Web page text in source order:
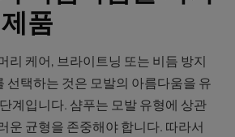
품
리 케어, 브라이트닝 또는 비듬 방지
선택하는 것은 모발의 아름다움을 유
계입니다. 샴푸는 모발 유형에 상관
운 균형을 존중해야 합니다. 따라서